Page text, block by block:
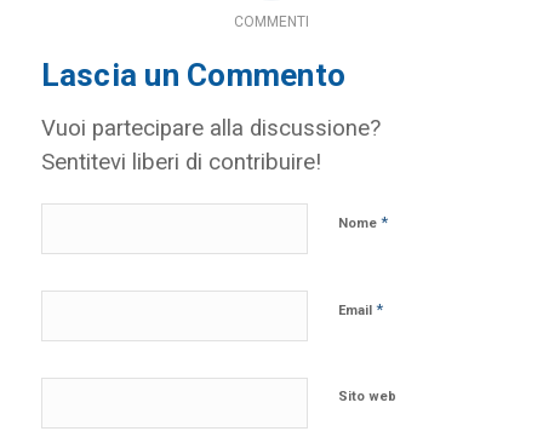
COMMENTI
Lascia un Commento
Vuoi partecipare alla discussione?
Sentitevi liberi di contribuire!
Nome *
Email *
Sito web